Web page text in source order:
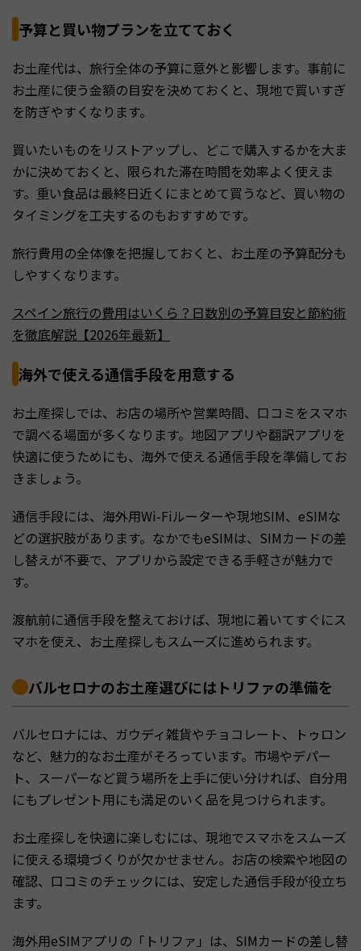
予算と買い物プランを立てておく
お土産代は、旅行全体の予算に意外と影響します。事前に
お土産に使う金額の目安を決めておくと、現地で買いすぎ
を防ぎやすくなります。
買いたいものをリストアップし、どこで購入するかを大ま
かに決めておくと、限られた滞在時間を効率よく使えま
す。重い食品は最終日近くにまとめて買うなど、買い物の
タイミングを工夫するのもおすすめです。
旅行費用の全体像を把握しておくと、お土産の予算配分も
しやすくなります。
スペイン旅行の費用はいくら？日数別の予算目安と節約術
を徹底解説【2026年最新】
海外で使える通信手段を用意する
お土産探しでは、お店の場所や営業時間、口コミをスマホ
で調べる場面が多くなります。地図アプリや翻訳アプリを
快適に使うためにも、海外で使える通信手段を準備してお
きましょう。
通信手段には、海外用Wi-Fiルーターや現地SIM、eSIMな
どの選択肢があります。なかでもeSIMは、SIMカードの差
し替えが不要で、アプリから設定できる手軽さが魅力で
す。
渡航前に通信手段を整えておけば、現地に着いてすぐにス
マホを使え、お土産探しもスムーズに進められます。
バルセロナのお土産選びにはトリファの準備を
バルセロナには、ガウディ雑貨やチョコレート、トゥロン
など、魅力的なお土産がそろっています。市場やデパー
ト、スーパーなど買う場所を上手に使い分ければ、自分用
にもプレゼント用にも満足のいく品を見つけられます。
お土産探しを快適に楽しむには、現地でスマホをスムーズ
に使える環境づくりが欠かせません。お店の検索や地図の
確認、口コミのチェックには、安定した通信手段が役立ち
ます。
海外用eSIMアプリの「トリファ」は、SIMカードの差し替